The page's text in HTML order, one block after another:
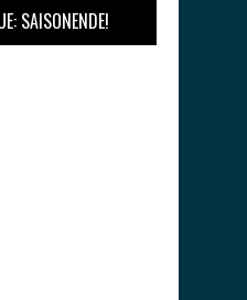
SAISONENDE!